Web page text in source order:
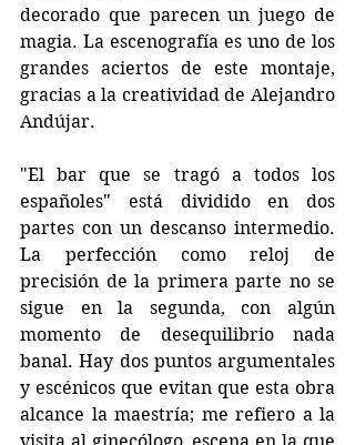
decorado que parecen un juego de
magia. La escenografía es uno de los
grandes aciertos de este montaje,
gracias a la creatividad de Alejandro
Andújar.
"El bar que se tragó a todos los
españoles" está dividido en dos
partes con un descanso intermedio.
La perfección como reloj de
precisión de la primera parte no se
sigue en la segunda, con algún
momento de desequilibrio nada
banal. Hay dos puntos argumentales
y escénicos que evitan que esta obra
alcance la maestría; me refiero a la